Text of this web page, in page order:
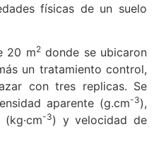
físicas de un suelo
20 m2donde se ubicaron
un tratamiento control,
con tres replicas. Se
aparente (g.cm-3),
-3) y velocidad de